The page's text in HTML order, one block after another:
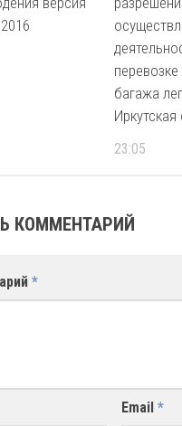
багажа
23:05
КОММЕНТАРИЙ
*
Email *